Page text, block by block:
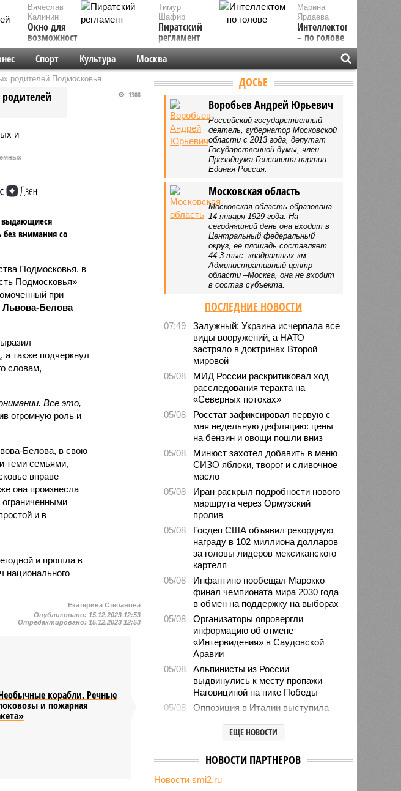
Вячеслав
Калинин
Окно для
возможностей
Марина
Ярдаева
Интеллектом
– по голове
Тимур
Шафир
Пиратский
регламент
Спорт Культура Москва
родителей Подмосковья
1308
выдающиеся
без внимания со
Подмосковья, в
Подмосковья»
при
Белова
а также подчеркнул
словам,
Все это,
огромную роль и
Белова, в свою
теми семьями,
вправе
она произнесла
ограниченными
и в
и прошла в
национального
Екатерина Степанова
Опубликовано: 15.12.2023 12:53
Отредактировано: 15.12.2023 12:53
корабли. Речные
и пожарная
ДОСЬЕ
Воробьев Андрей Юрьевич
Российский государственный
деятель, губернатор Московской
области с 2013 года, депутат
Государственной думы, член
Президиума Генсовета партии
Единая Россия.
Московская область
Московская область образована
14 января 1929 года. На
сегодняшний день она входит в
Центральный федеральный
округ, ее площадь составляет
44,3 тыс. квадратных км.
Административный центр
области –Москва, она не входит
в состав субъекта.
ПОСЛЕДНИЕ НОВОСТИ
07:49
Залужный: Украина исчерпала все
виды вооружений, а НАТО
застряло в доктринах Второй
мировой
05/08
МИД России раскритиковал ход
расследования теракта на
«Северных потоках»
05/08
Росстат зафиксировал первую с
мая недельную дефляцию: цены
на бензин и овощи пошли вниз
05/08
Минюст захотел добавить в меню
СИЗО яблоки, творог и сливочное
масло
05/08
Иран раскрыл подробности нового
маршрута через Ормузский
пролив
05/08
Госдеп США объявил рекордную
награду в 102 миллиона долларов
за головы лидеров мексиканского
картеля
05/08
Инфантино пообещал Марокко
финал чемпионата мира 2030 года
в обмен на поддержку на выборах
05/08
Организаторы опровергли
информацию об отмене
«Интервидения» в Саудовской
Аравии
05/08
Альпинисты из России
выдвинулись к месту пропажи
Наговициной на пике Победы
05/08
Оппозиция в Италии выступила
оружия Киеву
«схеме Долиной» квартиру
хакеров в глобальной охоте за
ЕЩЕ НОВОСТИ
НОВОСТИ ПАРТНЕРОВ
Новости smi2.ru